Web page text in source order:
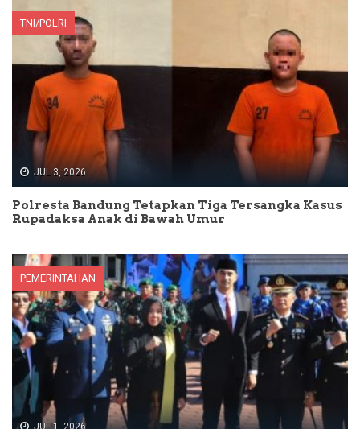
TNI/POLRI
JUL 3, 2026
Polresta Bandung Tetapkan Tiga Tersangka Kasus
Rupadaksa Anak di Bawah Umur
PEMERINTAHAN
JUL 1, 2026